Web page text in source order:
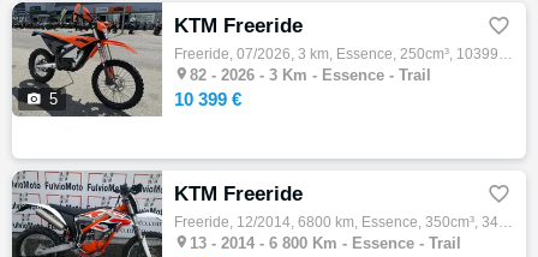
 5
KTM Freeride 
Freeride, 07/2026, 3 km, Essence, 250cm³, 10399 € Equipements : K'EXTREME vend cette KTM FREERIDE E 2027, LA toute nouvelle arme 100% ELECT…
 82 - 2026 - 3 Km - Essence - Trail
10 399 €
KTM Freeride 
Freeride, 12/2014, 6800 km, Essence, 350cm³, 3490 € Equipements : Démarches administratives sur place,Essai sur rendez-vous,Gravage possibl…
 13 - 2014 - 6 800 Km - Essence - Trail